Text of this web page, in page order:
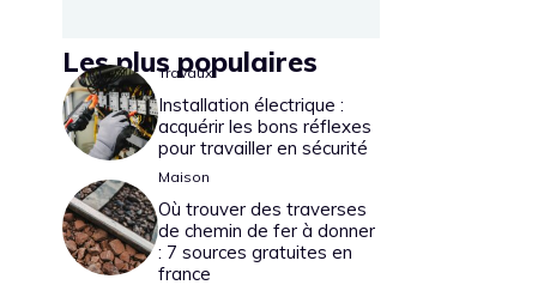
Les plus populaires
Travaux
Installation électrique :
acquérir les bons réflexes
pour travailler en sécurité
Maison
Où trouver des traverses
de chemin de fer à donner
: 7 sources gratuites en
france